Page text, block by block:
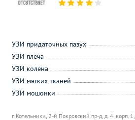
г. Котельники, 2-й Покровский пр-д, д. 4, корп. 1,
УЗИ придаточных пазух
УЗИ плеча
УЗИ колена
УЗИ мягких тканей
УЗИ мошонки